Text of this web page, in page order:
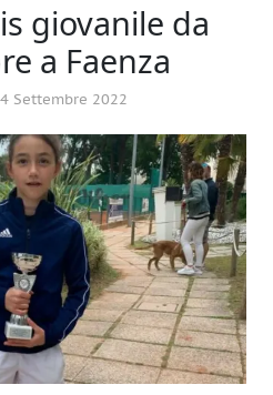
giovanile da
a Faenza
Settembre 2022